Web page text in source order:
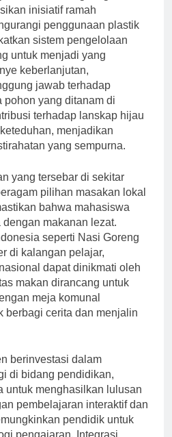
ramah lingkungan.
inisiatif ramah
penggunaan plastik
sistem pengelolaan
untuk menjadi yang
keberlanjutan,
jawab terhadap
pohon yang ditanam di
terhadap lanskap hijau
menjadikan
yang tersebar di sekitar
pilihan masakan lokal
bahwa mahasiswa
makanan lezat.
seperti Nasi Goreng
di kalangan pelajar,
dapat dinikmati oleh
makan dirancang untuk
meja komunal
cerita dan menjalin
berinvestasi dalam
di bidang pendidikan,
untuk menghasilkan lulusan
pembelajaran interaktif dan
pendidik untuk